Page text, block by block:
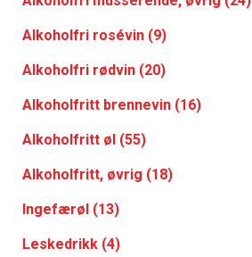
Alkoholfri rosévin (9)
Alkoholfri rødvin (20)
Alkoholfritt brennevin (16)
Alkoholfritt øl (55)
Alkoholfritt, øvrig (18)
Ingefærøl (13)
Leskedrikk (4)